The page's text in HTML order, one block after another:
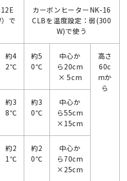
で
カーボンヒーターNK-16
CLBを温度設定：弱(300
W)で使う
約4
2℃
約5
0℃
中心か
ら20cm
× 5cm
高さ
60c
mか
ら
約3
8℃
約3
0℃
中心か
ら55cm
×15cm
約2
1℃
約2
0℃
中心か
ら70cm
×25cm